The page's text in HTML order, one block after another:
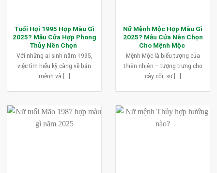
Tuổi Hợi 1995 Hợp Màu Gì
2025? Mẫu Cửa Hợp Phong
Thủy Nên Chọn
Với những ai sinh năm 1995,
việc tìm hiểu kỹ càng về bản
mệnh và [...]
Nữ Mệnh Mộc Hợp Màu Gì
2025? Mẫu Cửa Nên Chọn
Cho Mệnh Mộc
Mệnh Mộc là biểu tượng của
thiên nhiên – tượng trưng cho
cây cối, sự [...]